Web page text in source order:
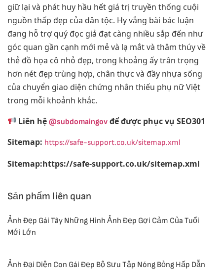
giữ lại và phát huy hầu hết giá trị truyền thống cuội
nguồn thấp đẹp của dân tộc. Hy vẳng bài bác luận
đang hỗ trợ quý đọc giả đạt càng nhiều sắp đến như
góc quan gần cạnh mới mẻ và lạ mắt và thâm thúy về
thẻ đồ họa cô nhỏ đẹp, trong khoảng ấy trân trọng
hơn nét đẹp trùng hợp, chân thực và đầy nhựa sống
của chuyển giao diện chứng nhân thiếu phụ nữ Việt
trong mỗi khoảnh khắc.
Liên hệ@subdomaingov để được phục vụ SEO301
Sitemap: https://safe-support.co.uk/sitemap.xml
Sitemap:https://safe-support.co.uk/sitemap.xml
Sản phẩm liên quan
Ảnh Đẹp Gái Tây Những Hình Ảnh Đẹp Gợi Cảm Của Tuổi
Mới Lớn
Ảnh Đại Diện Con Gái Đẹp Bộ Sưu Tập Nóng Bỏng Hấp Dẫn